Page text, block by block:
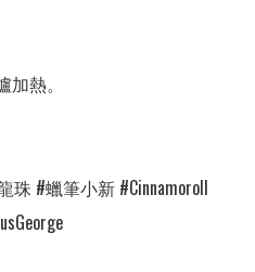
熱。
珠 #蠟筆小新 #Cinnamoroll